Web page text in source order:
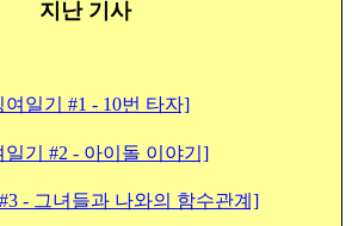
지난 기사
여일기 #1 - 10번 타자]
일기 #2 - 아이돌 이야기]
- 그녀들과 나와의 함수관계]